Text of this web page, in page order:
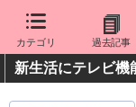
カテゴリ 過去記事
新生活にテレビ機